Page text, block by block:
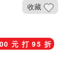
收藏
元 打 95 折